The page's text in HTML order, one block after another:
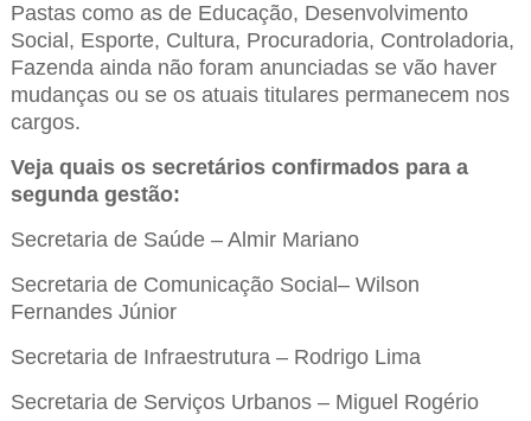
Pastas como as de Educação, Desenvolvimento
Social, Esporte, Cultura, Procuradoria, Controladoria,
Fazenda ainda não foram anunciadas se vão haver
mudanças ou se os atuais titulares permanecem nos
cargos.
Veja quais os secretários confirmados para a
segunda gestão:
Secretaria de Saúde – Almir Mariano
Secretaria de Comunicação Social– Wilson
Fernandes Júnior
Secretaria de Infraestrutura – Rodrigo Lima
Secretaria de Serviços Urbanos – Miguel Rogério